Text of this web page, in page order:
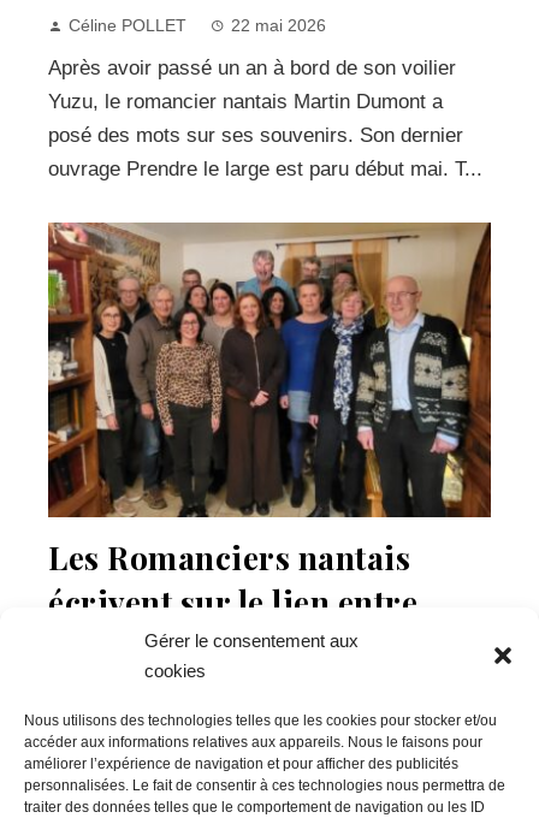
Gérer le consentement aux
cookies
Nous utilisons des technologies telles que les cookies pour stocker et/ou
accéder aux informations relatives aux appareils. Nous le faisons pour
améliorer l’expérience de navigation et pour afficher des publicités
personnalisées. Le fait de consentir à ces technologies nous permettra de
traiter des données telles que le comportement de navigation ou les ID
Céline POLLET 22 mai 2026
Après avoir passé un an à bord de son voilier
Yuzu, le romancier nantais Martin Dumont a
posé des mots sur ses souvenirs. Son dernier
ouvrage Prendre le large est paru début mai. T...
Les Romanciers nantais
écrivent sur le lien entre
Nantes et la Bretagne
Le recueil Nantes, la belle au coeur de Breizh
vient d’être publié. Ces nouvelles sont écrites
par des auteurs membres de l’association Les